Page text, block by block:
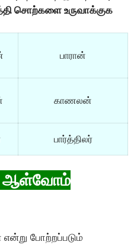
சொற்களை உருவாக்குக
பாரான்
காணலன்
பார்த்திலர்
ஆள்வோம்
போற்றப்படும்